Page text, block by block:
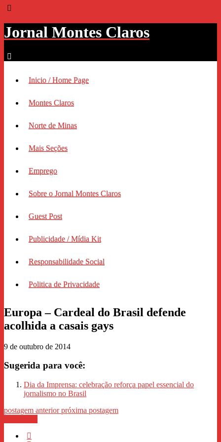
Jornal Montes Claros
Inicio / Home Page
Montes Claros
Norte de Minas
Mais Seções
Emprego
Sobre o Jornal Montes Claros
Guest Post
Publicidade / Mídia Kit
Responsabilidade Social
Politica de Privacidade
Europa – Cardeal do Brasil defende
acolhida a casais gays
9 de outubro de 2014
Sugerida para você:
Dia da Imprensa: celebração reforça papel essencial do
jornalismo no Brasil
postagem anteriorpróxima postagem